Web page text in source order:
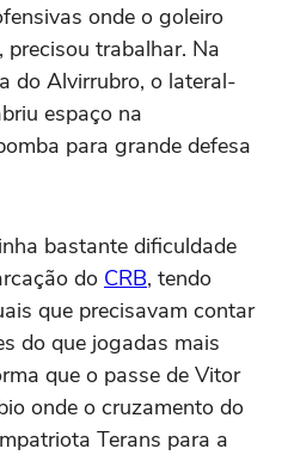
onde o goleiro
precisou trabalhar. Na
do Alvirrubro, o lateral-
espaço na
para grande defesa
bastante dificuldade
do CRB, tendo
que precisavam contar
do que jogadas mais
que o passe de Vitor
onde o cruzamento do
Terans para a